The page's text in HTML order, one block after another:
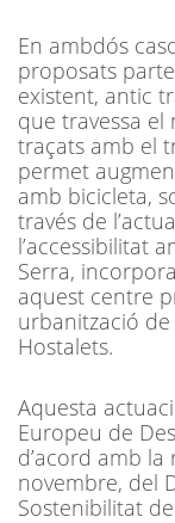
En ambdós
proposats
existent, antic
que travessa el
traçats amb el
permet
amb bicicleta,
través de
l’accessibilitat
Serra,
aquest centre
urbanització de
Hostalets.
Aquesta
Europeu de
d’acord amb la
novembre, del
Sostenibilitat